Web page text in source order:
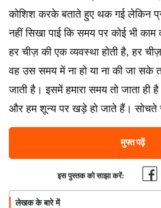
कोशिश करके बताते हुए थक गई लेकिन
नहीं सिखा पाई कि समय पर कोई भी
हर चीज़ की एक व्यवस्था होती है, हर
वह उस समय में ना हो या ना की जा सके
जाती है। इसमें हमारा समय तो जाता ही है
और हम शून्य पर खड़े हो जाते हैं। सोचते
मुफ्त पढ़ें
इस पुस्तक को साझा करें:
लेखक के बारे में